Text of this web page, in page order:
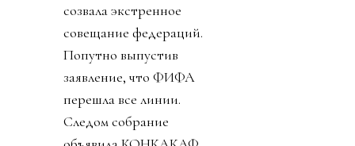
созвала экстренное
совещание федераций.
Попутно выпустив
заявление, что ФИФА
перешла все линии.
Следом собрание